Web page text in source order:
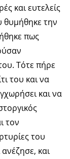
και ευτελείς
θυμήθηκε την
πως
Τότε πήρε
του και να
και να
τον
του
και